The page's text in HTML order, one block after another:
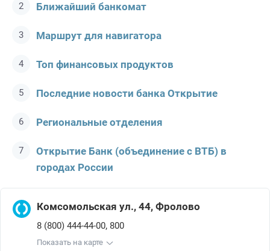
Ближайший банкомат
Маршрут для навигатора
Топ финансовых продуктов
Последние новости банка Открытие
Региональные отделения
Открытие Банк (объединение с ВТБ) в
городах России
Комсомольская ул., 44, Фролово
8 (800) 444-44-00, 800
Показать на карте